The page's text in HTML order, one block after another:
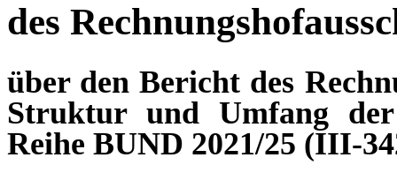
des
über den Bericht des
Struktur und Umfang
Reihe BUND 2021/25 (III-